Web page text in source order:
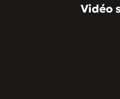
Vidéo